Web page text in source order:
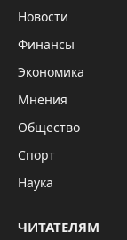
Новости
Финансы
Экономика
Мнения
Общество
Спорт
Наука
ЧИТАТЕЛЯМ